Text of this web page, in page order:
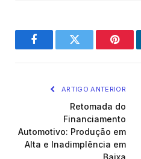
FacebookTwitter
ARTIGO ANTERIOR
Retomada do
Financiamento
Automotivo: Produção em
Alta e Inadimplência em
Baixa